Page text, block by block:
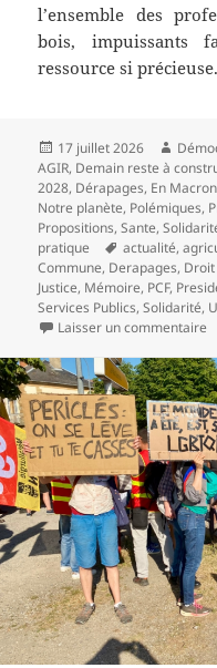
l’ensemble des
bois, impuissants
ressource si
Publié
le
17 juillet 2026
AGIR, Demain reste à
2028, Dérapages, En
Notre planète, Polémiques,
Propositions,Sante,
pratique
Mots-
clés
actualité,
Commune, Derapages,
Justice, Mémoire, PCF,
Services Publics,Solidarité,
Laisser un commentaire